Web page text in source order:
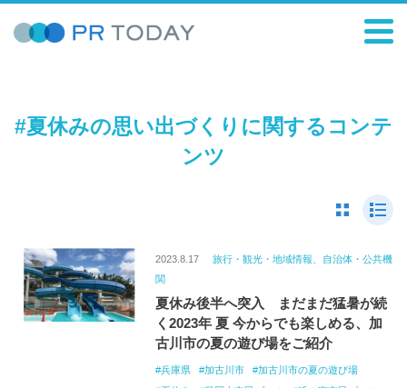
#夏休みの思い出づくりに関するコンテ
ンツ
2023.8.17
旅行・観光・地域情報、自治体・公共機
関
夏休み後半へ突入 まだまだ猛暑が続
く2023年 夏 今からでも楽しめる、加
古川市の夏の遊び場をご紹介
兵庫県 加古川市
加古川市の夏の遊び場